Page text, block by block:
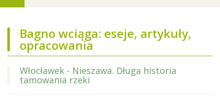
Bagno wciąga: eseje, artykuły,
opracowania
Włocławek - Nieszawa. Długa historia
tamowania rzeki